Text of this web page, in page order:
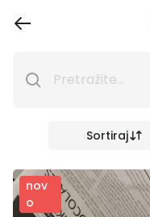
Sortiraj
nov
o